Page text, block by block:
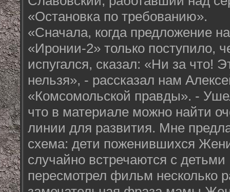
«Остановка по требованию».
«Сначала, когда предложение
«Иронии-2» только поступило,
испугался, сказал: «Ни за что!
нельзя», - рассказал нам
«Комсомольской правды». -
что в материале можно найти
линии для развития. Мне
схема: дети поженившихся
случайно встречаются с
пересмотрел фильм несколько